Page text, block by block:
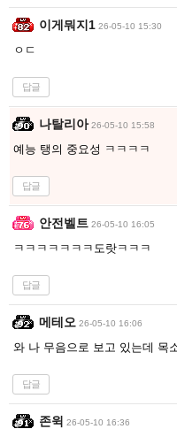
이게뭐지1 26-05-10 15:30
ㅇㄷ
답글
나탈리아 26-05-10 15:58
예능 탱의 중요성 ㅋㅋㅋㅋ
답글
안전벨트 26-05-10 16:05
ㅋㅋㅋㅋㅋㅋㅋ도랏ㅋㅋㅋ
답글
메테오 26-05-10 16:06
와 나 무음으로 보고 있는데 목
답글
존윅 26-05-10 16:36